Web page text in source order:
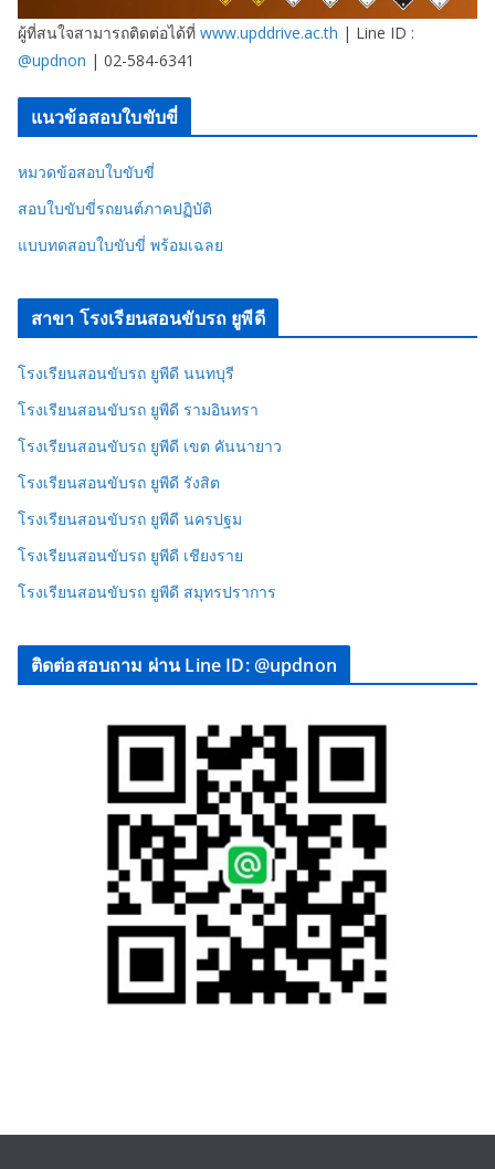
ผู้ที่สนใจสามารถติดต่อได้ที่ www.upddrive.ac.th | Line ID :
@updnon | 02-584-6341
แนวข้อสอบใบขับขี่
หมวดข้อสอบใบขับขี่
สอบใบขับขี่รถยนต์ภาคปฏิบัติ
แบบทดสอบใบขับขี่ พร้อมเฉลย
สาขา โรงเรียนสอนขับรถ ยูพีดี
โรงเรียนสอนขับรถ ยูพีดี นนทบุรี
โรงเรียนสอนขับรถ ยูพีดี รามอินทรา
โรงเรียนสอนขับรถ ยูพีดี เขต คันนายาว
โรงเรียนสอนขับรถ ยูพีดี รังสิต
โรงเรียนสอนขับรถ ยูพีดี นครปฐม
โรงเรียนสอนขับรถ ยูพีดี เชียงราย
โรงเรียนสอนขับรถ ยูพีดี สมุทรปราการ
ติดต่อสอบถาม ผ่าน Line ID: @updnon